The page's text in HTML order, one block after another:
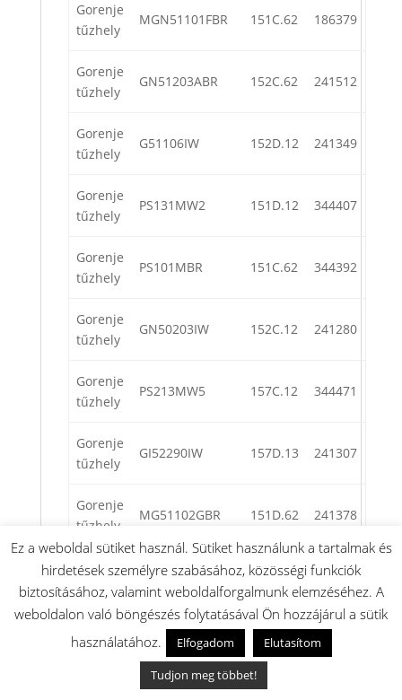
Gorenje
tűzhely
MGN51101FBR 151C.62 186379
Gorenje
tűzhely
GN51203ABR 152C.62 241512
Gorenje
tűzhely
G51106IW 152D.12 241349
Gorenje
tűzhely
PS131MW2 151D.12 344407
Gorenje
tűzhely
PS101MBR 151C.62 344392
Gorenje
tűzhely
GN50203IW 152C.12 241280
Gorenje
tűzhely
PS213MW5 157C.12 344471
Gorenje
tűzhely
GI52290IW 157D.13 241307
Gorenje
tűzhely
MG51102GBR 151D.62 241378
Gorenje
tűzhely
GSH41373WE 154D.12 344399
tűzhely
MG51102FW 151D.12 241380
Ez a weboldal sütiket használ. Sütiket használunk a tartalmak és
hirdetések személyre szabásához, közösségi funkciók
biztosításához, valamint weboldalforgalmunk elemzéséhez. A
weboldalon való böngészés folytatásával Ön hozzájárul a sütik
használatához.
Elfogadom
Elutasítom
Tudjon meg többet!